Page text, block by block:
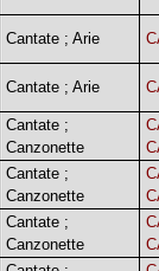
Cantate ; Arie
Cantate ; Arie
Cantate ;
Canzonette
Cantate ;
Canzonette
Cantate ;
Canzonette